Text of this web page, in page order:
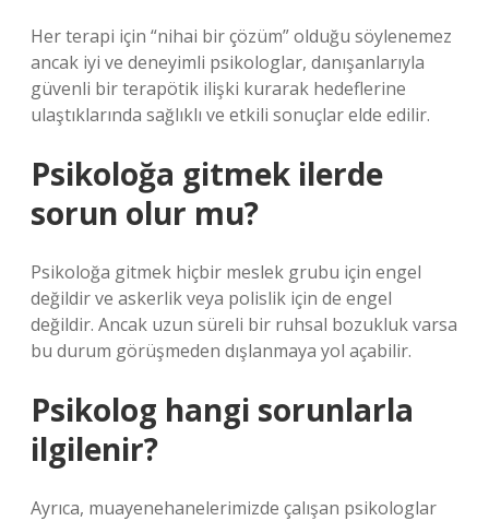
Her terapi için “nihai bir çözüm” olduğu söylenemez
ancak iyi ve deneyimli psikologlar, danışanlarıyla
güvenli bir terapötik ilişki kurarak hedeflerine
ulaştıklarında sağlıklı ve etkili sonuçlar elde edilir.
Psikoloğa gitmek ilerde
sorun olur mu?
Psikoloğa gitmek hiçbir meslek grubu için engel
değildir ve askerlik veya polislik için de engel
değildir. Ancak uzun süreli bir ruhsal bozukluk varsa
bu durum görüşmeden dışlanmaya yol açabilir.
Psikolog hangi sorunlarla
ilgilenir?
Ayrıca, muayenehanelerimizde çalışan psikologlar